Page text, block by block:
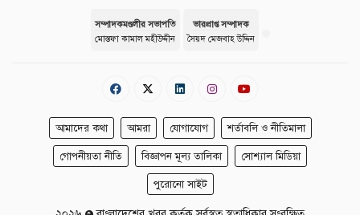
সম্পাদকমণ্ডলীর সভাপতি
মোস্তফা কামাল মহীউদ্দীন
ভারপ্রাপ্ত সম্পাদক
সৈয়দ মেজবাহ উদ্দিন
আমাদের কথা আমরা যোগাযোগ শর্তাবলি ও নীতিমালা
গোপনীয়তা নীতি বিজ্ঞাপন মূল্য তালিকা সোশ্যাল মিডিয়া
পুরোনো সাইট